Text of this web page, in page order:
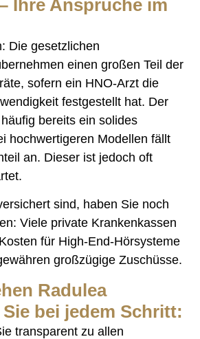
Ihre Ansprüche im
Die gesetzlichen
einen großen Teil der
sofern ein HNO-Arzt die
festgestellt hat. Der
bereits ein solides
hochwertigeren Modellen fällt
an. Dieser ist jedoch oft
sind, haben Sie noch
Viele private Krankenkassen
für High-End-Hörsysteme
großzügige Zuschüsse.
Radulea
bei jedem Schritt:
transparent zu allen